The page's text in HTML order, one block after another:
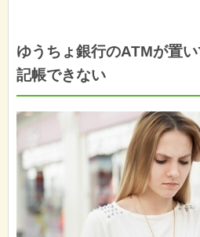
ゆうちょ銀行のATMが置
記帳できない